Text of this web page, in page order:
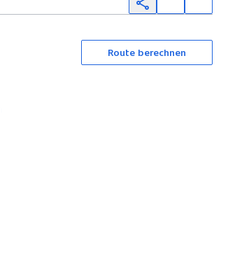
Route berechnen